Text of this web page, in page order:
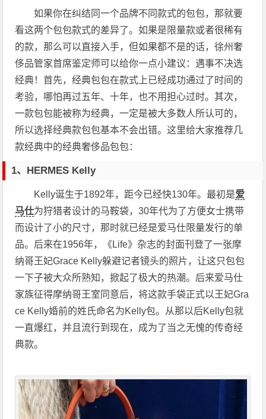
如果你在纠结同一个品牌不同款式的包包，那就要
看这两个包包款式的差异了。如果是限量款或者很稀有
的款，那么可以直接入手，但如果都不是的话，徐州奢
侈品管家首席鉴定师可以给你一点小建议：遇事不决选
经典！首先，经典包包在款式上已经成功通过了时间的
考验，哪怕再过五年、十年，也不用担心过时。其次，
一款包包能被称为经典，一定是被大多数人所认可的，
所以选择经典款包包基本不会出错。这里给大家推荐几
款经典中的经典奢侈品包包：
1、 HERMES Kelly
Kelly诞生于1892年，距今已经快130年。最初是爱
马仕为狩猎者设计的马鞍袋，30年代为了方便女士携带
而设计了小的尺寸，那时就已经是爱马仕限量发行的单
品。后来在1956年，《Life》杂志的封面刊登了一张摩
纳哥王妃Grace Kelly躲避记者镜头的照片，让这只包包
一下子被大众所熟知，掀起了极大的热潮。后来爱马仕
家族征得摩纳哥王室同意后，将这款手袋正式以王妃Gra
ce Kelly婚前的姓氏命名为Kelly包。从那以后Kelly包就
一直爆红，并且流行到现在，成为了当之无愧的传奇经
典款。